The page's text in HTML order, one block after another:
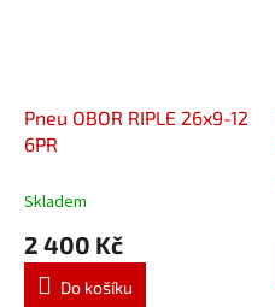
Pneu OBOR RIPLE 26x9-12
6PR
Skladem
2 400 Kč
Do košíku